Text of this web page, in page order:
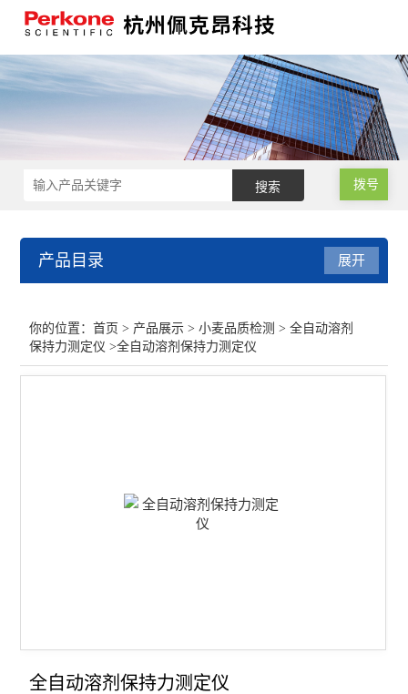
拨号
产品目录
小麦硬度指数测定仪
全自动溶剂保持力测定仪
展开
你的位置：首页 > 产品展示 >小麦品质检测 >全自动溶剂
保持力测定仪 >全自动溶剂保持力测定仪
全自动溶剂保持力测定仪